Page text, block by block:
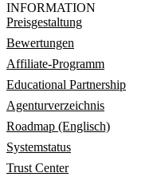
INFORMATION
Preisgestaltung
Bewertungen
Affiliate-Programm
Educational Partnership
Agenturverzeichnis
Roadmap (Englisch)
Systemstatus
Trust Center